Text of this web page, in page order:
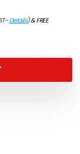
Details)&FREE